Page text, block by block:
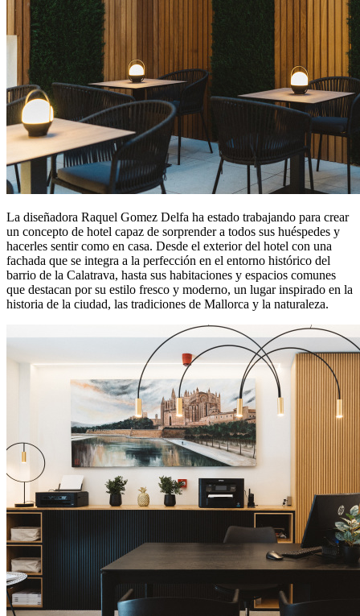
La diseñadora Raquel Gomez Delfa ha estado trabajando para crear
un concepto de hotel capaz de sorprender a todos sus huéspedes y
hacerles sentir como en casa. Desde el exterior del hotel con una
fachada que se integra a la perfección en el entorno histórico del
barrio de la Calatrava, hasta sus habitaciones y espacios comunes
que destacan por su estilo fresco y moderno, un lugar inspirado en la
historia de la ciudad, las tradiciones de Mallorca y la naturaleza.